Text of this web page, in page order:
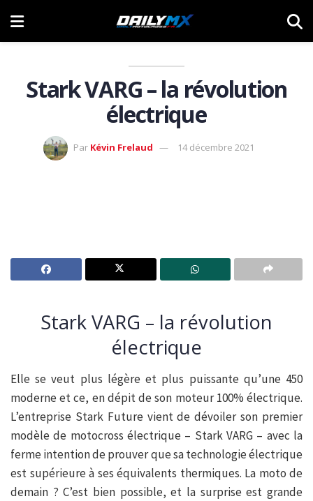
Stark VARG – la révolution
électrique
Par Kévin Frelaud 14 décembre 2021
Stark VARG – la révolution
électrique
Elle se veut plus légère et plus puissante qu’une 450
moderne et ce, en dépit de son moteur 100% électrique.
L’entreprise Stark Future vient de dévoiler son premier
modèle de motocross électrique – Stark VARG – avec la
ferme intention de prouver que sa technologie électrique
est supérieure à ses équivalents thermiques. La moto de
demain ? C’est bien possible, et la surprise est grande